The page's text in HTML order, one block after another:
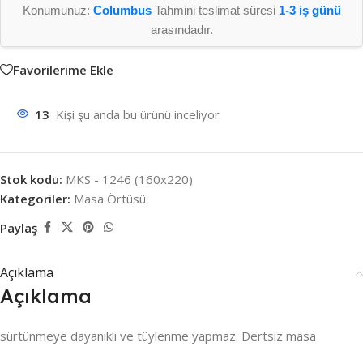
Konumunuz: ColumbusTahmini teslimat süresi 1-3 iş günü
arasındadır.
Favorilerime Ekle
13 Kişi şu anda bu ürünü inceliyor
Stok kodu: MKS - 1246 (160x220)
Kategoriler: Masa Örtüsü
Paylaş
Açıklama
Açıklama
sürtünmeye dayanıklı ve tüylenme yapmaz. Dertsiz masa